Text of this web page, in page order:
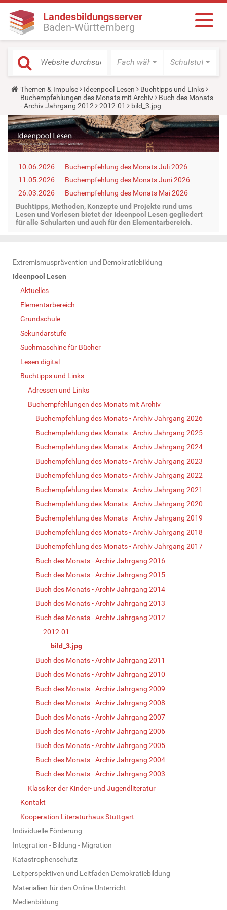
Landesbildungsserver
Baden-Württemberg
Fach wählen Schulstufe
Y
o
u
a
r
e
h
e
r
:
Themen & Impulse Ideenpool Lesen
Buchtipps und Links
Buchempfehlungen des Monats mit Archiv
Buch des Monats
- Archiv Jahrgang 2012
2012-01 bild_3.jpg
10.06.2026
Buchempfehlung des Monats Juli 2026
11.05.2026
Buchempfehlung des Monats Juni 2026
26.03.2026
Buchempfehlung des Monats Mai 2026
Buchtipps, Methoden, Konzepte und Projekte rund ums
Lesen und Vorlesen bietet der Ideenpool Lesen gegliedert
für alle Schularten und auch für den Elementarbereich.
N
a
Extremismusprävention und Demokratiebildung
Ideenpool Lesen
Aktuelles
Elementarbereich
Grundschule
Sekundarstufe
Suchmaschine für Bücher
Lesen digital
Buchtipps und Links
Adressen und Links
Buchempfehlungen des Monats mit Archiv
Buchempfehlung des Monats - Archiv Jahrgang 2026
Buchempfehlung des Monats - Archiv Jahrgang 2025
Buchempfehlung des Monats - Archiv Jahrgang 2024
Buchempfehlung des Monats - Archiv Jahrgang 2023
Buchempfehlung des Monats - Archiv Jahrgang 2022
Buchempfehlung des Monats - Archiv Jahrgang 2021
Buchempfehlung des Monats - Archiv Jahrgang 2020
Buchempfehlung des Monats - Archiv Jahrgang 2019
Buchempfehlung des Monats - Archiv Jahrgang 2018
Buchempfehlung des Monats - Archiv Jahrgang 2017
Buch des Monats - Archiv Jahrgang 2016
Buch des Monats - Archiv Jahrgang 2015
Buch des Monats - Archiv Jahrgang 2014
Buch des Monats - Archiv Jahrgang 2013
Buch des Monats - Archiv Jahrgang 2012
2012-01
bild_3.jpg
Buch des Monats - Archiv Jahrgang 2011
Buch des Monats - Archiv Jahrgang 2010
Buch des Monats - Archiv Jahrgang 2009
Buch des Monats - Archiv Jahrgang 2008
Buch des Monats - Archiv Jahrgang 2007
Buch des Monats - Archiv Jahrgang 2006
Buch des Monats - Archiv Jahrgang 2005
Buch des Monats - Archiv Jahrgang 2004
Buch des Monats - Archiv Jahrgang 2003
Klassiker der Kinder- und Jugendliteratur
Kontakt
Kooperation Literaturhaus Stuttgart
Individuelle Förderung
Integration - Bildung - Migration
Katastrophenschutz
Leitperspektiven und Leitfaden Demokratiebildung
Materialien für den Online-Unterricht
Medienbildung